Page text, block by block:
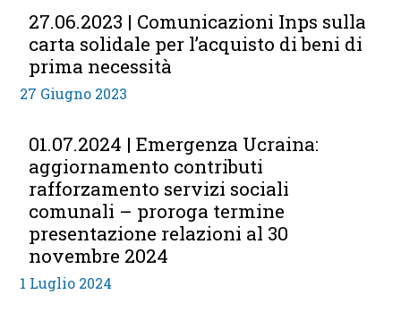
27.06.2023 | Comunicazioni Inps sulla
carta solidale per l’acquisto di beni di
prima necessità
27 Giugno 2023
01.07.2024 | Emergenza Ucraina:
aggiornamento contributi
rafforzamento servizi sociali
comunali – proroga termine
presentazione relazioni al 30
novembre 2024
1 Luglio 2024